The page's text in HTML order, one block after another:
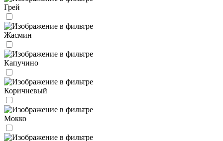
Грей
Жасмин
Капучино
Коричневый
Мокко